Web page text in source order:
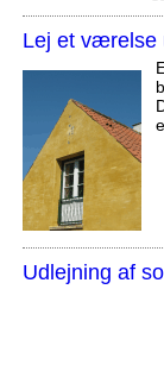
Lej et værelse
Udlejning af